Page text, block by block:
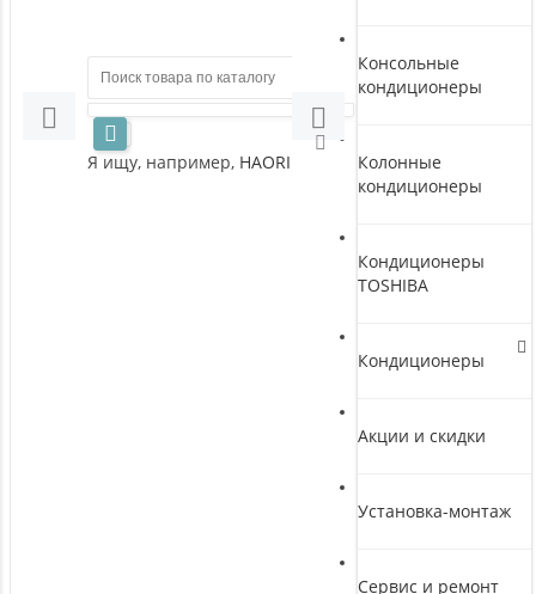
Я ищу, например, HAORI
Консольные
кондиционеры
Колонные
кондиционеры
Кондиционеры
TOSHIBA
Кондиционеры
Акции и скидки
Установка-монтаж
Сервис и ремонт